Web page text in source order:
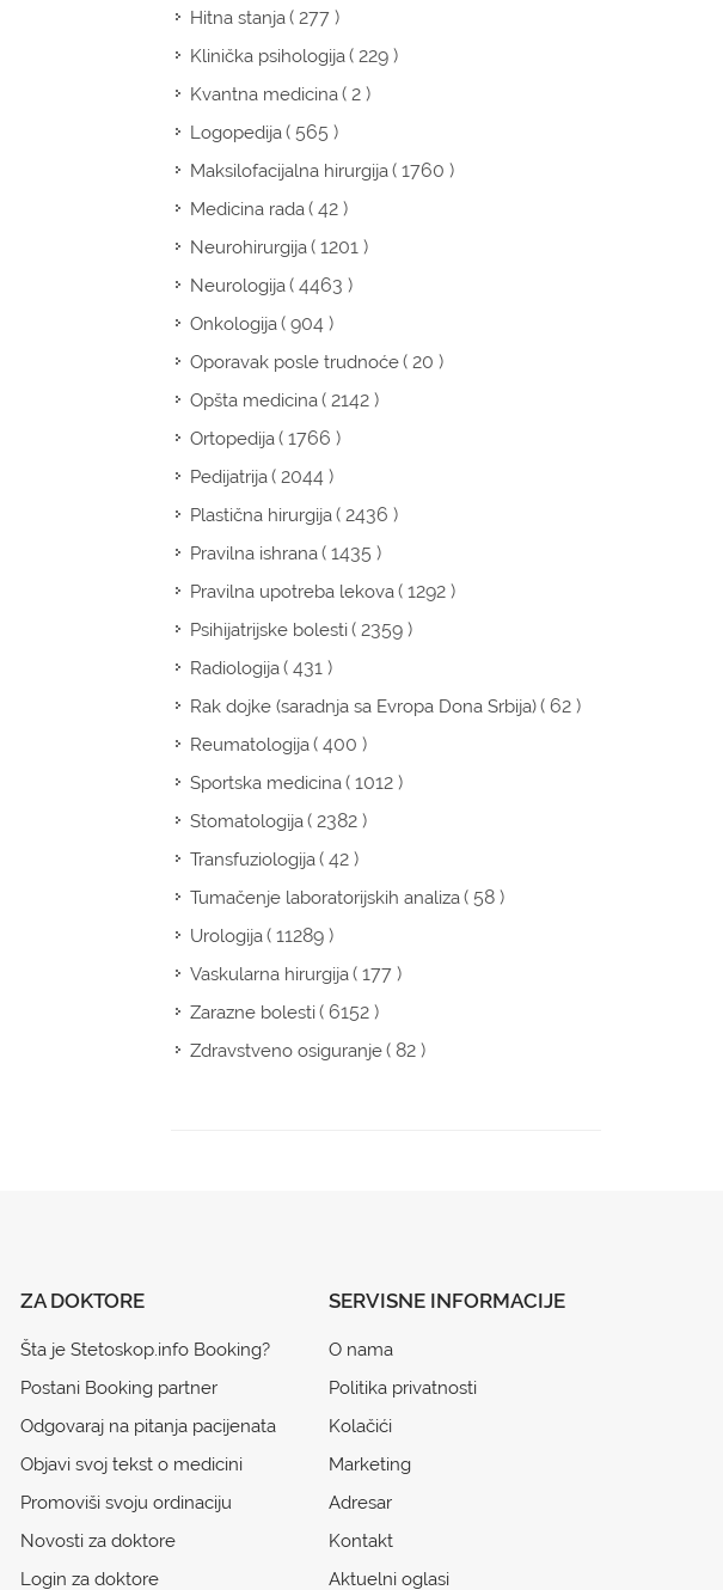
Hitna stanja( 277 )
Klinička psihologija( 229 )
Kvantna medicina( 2 )
Logopedija( 565 )
Maksilofacijalna hirurgija( 1760 )
Medicina rada( 42 )
Neurohirurgija( 1201 )
Neurologija( 4463 )
Onkologija( 904 )
Oporavak posle trudnoće( 20 )
Opšta medicina( 2142 )
Ortopedija( 1766 )
Pedijatrija( 2044 )
Plastična hirurgija( 2436 )
Pravilna ishrana( 1435 )
Pravilna upotreba lekova( 1292 )
Psihijatrijske bolesti( 2359 )
Radiologija( 431 )
Rak dojke (saradnja sa Evropa Dona Srbija)( 62 )
Reumatologija( 400 )
Sportska medicina( 1012 )
Stomatologija( 2382 )
Transfuziologija( 42 )
Tumačenje laboratorijskih analiza( 58 )
Urologija( 11289 )
Vaskularna hirurgija( 177 )
Zarazne bolesti( 6152 )
Zdravstveno osiguranje( 82 )
ZA DOKTORE
Šta je Stetoskop.info Booking?
Postani Booking partner
Odgovaraj na pitanja pacijenata
Objavi svoj tekst o medicini
Promoviši svoju ordinaciju
Novosti za doktore
Login za doktore
SERVISNE INFORMACIJE
O nama
Politika privatnosti
Kolačići
Marketing
Adresar
Kontakt
Aktuelni oglasi